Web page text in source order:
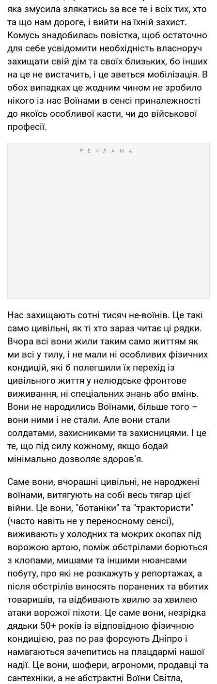
яка змусила злякатись за все те і всіх тих, хто
та що нам дороге, і вийти на їхній захист.
Комусь знадобилась повістка, щоб остаточно
для себе усвідомити необхідність власноруч
захищати свій дім та своїх близьких, бо інших
на це не вистачить, і це зветься мобілізація. В
обох випадках це жодним чином не зробило
нікого із нас Воїнами в сенсі приналежності
до якоїсь особливої касти, чи до військової
професії.
Нас захищають сотні тисяч не-воїнів. Це такі
само цивільні, як ті хто зараз читає ці рядки.
Вчора всі вони жили таким само життям як
ми всі у тилу, і не мали ні особливих фізичних
кондицій, які б полегшили їх перехід із
цивільного життя у нелюдське фронтове
виживання, ні спеціальних знань або вмінь.
Вони не народились Воїнами, більше того –
вони ними і не стали. Але вони стали
солдатами, захисниками та захисницями. І це
те, що під силу кожному, якщо бодай
мінімально дозволяє здоров’я.
Саме вони, вчорашні цивільні, не народжені
воїнами, витягують на собі весь тягар цієї
війни. Це вони, "ботаніки" та "трактористи"
(часто навіть не у переносному сенсі),
виживають у холодних та мокрих окопах під
ворожою артою, поміж обстрілами борються
з клопами, мишами та іншими нюансами
побуту, про які не розкажуть у репортажах, а
після обстрілів виносять поранених та вбитих
товаришів, та відбивають хвилю за хвилею
атаки ворожої піхоти. Це саме вони, незрідка
дядьки 50+ років із відповідною фізичною
кондицією, раз по раз форсують Дніпро і
намагаються зачепитись на плацдармі нашої
надії. Це вони, шофери, агрономи, продавці та
сантехніки, а не абстрактні Воїни Світла,